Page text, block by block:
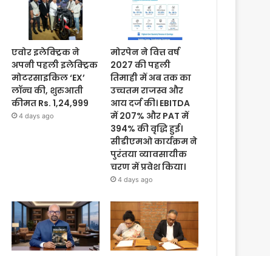
एवोर इलेक्ट्रिक ने
अपनी पहली इलेक्ट्रिक
मोटरसाइकिल ‘EX’
लॉन्च की, शुरुआती
कीमत Rs. 1,24,999
4 days ago
मोरपेन ने वित्त वर्ष
2027 की पहली
तिमाही में अब तक का
उच्चतम राजस्व और
आय दर्ज की। EBITDA
में 207% और PAT में
394% की वृद्धि हुई।
सीडीएमओ कार्यक्रम ने
पुरंतया व्यावसायीक
चरण में प्रवेश किया।
4 days ago